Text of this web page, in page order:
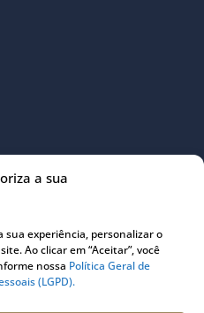
a sua
sua experiência, personalizar o
Ao clicar em “Aceitar”, você
nossa Política Geral de
(LGPD).